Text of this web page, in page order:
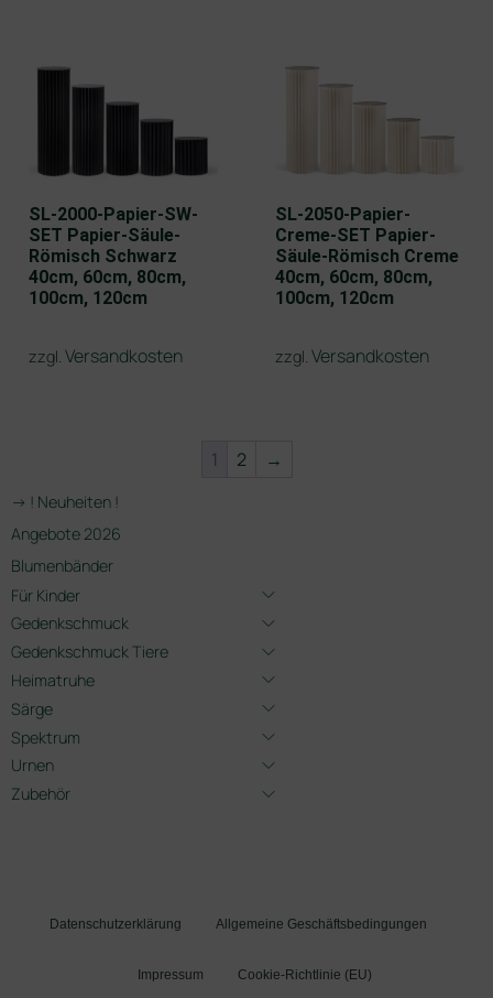
SL-2000-Papier-SW-
SET Papier-Säule-
Römisch Schwarz
40cm, 60cm, 80cm,
100cm, 120cm
zzgl. Versandkosten
SL-2050-Papier-
Creme-SET Papier-
Säule-Römisch Creme
40cm, 60cm, 80cm,
100cm, 120cm
zzgl. Versandkosten
1 2 →
-> ! Neuheiten !
Angebote 2026
Blumenbänder
Für Kinder
Gedenkschmuck
Gedenkschmuck Tiere
Heimatruhe
Särge
Spektrum
Urnen
Zubehör
Datenschutzerklärung Allgemeine Geschäftsbedingungen
Impressum Cookie-Richtlinie (EU)